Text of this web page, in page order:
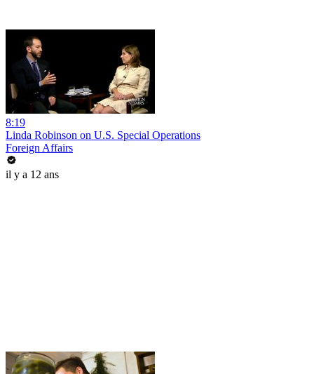
8:19
Linda Robinson on U.S. Special Operations
Foreign Affairs
il y a 12 ans